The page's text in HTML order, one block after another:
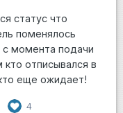
статус что
поменялось
с момента подачи
отписывался в
еще ожидает!
4